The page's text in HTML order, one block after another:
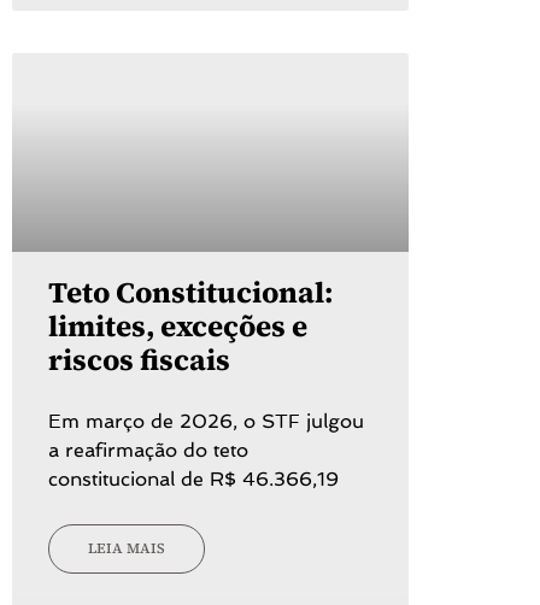
Teto Constitucional:
limites, exceções e
riscos fiscais
Em março de 2026, o STF julgou
a reafirmação do teto
constitucional de R$ 46.366,19
LEIA MAIS